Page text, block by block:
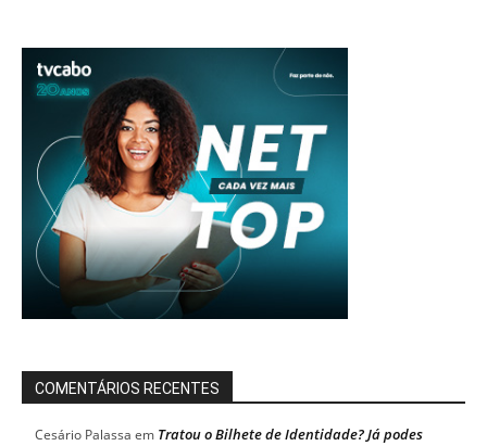
COMENTÁRIOS RECENTES
Cesário Palassa em Tratou o Bilhete de Identidade? Já podes